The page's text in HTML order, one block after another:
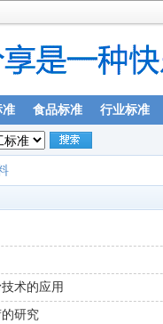
准 食品标准 行业标准
术的应用
研究